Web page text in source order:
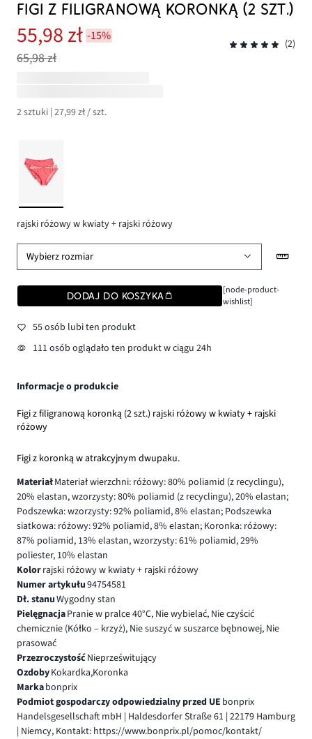
FIGI Z FILIGRANOWĄ KORONKĄ (2 SZT.)
55,98 zł -15%
65,98 zł
(2)
2 sztuki | 27,99 zł / szt.
rajski różowy w kwiaty + rajski różowy
Wybierz rozmiar
DODAJ DO KOSZYKA
[node-product-
wishlist]
55 osób lubi ten produkt
111 osób oglądało ten produkt w ciągu 24h
Informacje o produkcie
Figi z filigranową koronką (2 szt.) rajski różowy w kwiaty + rajski
różowy
Figi z koronką w atrakcyjnym dwupaku.
MateriałMateriał wierzchni: różowy: 80% poliamid (z recyclingu),
20% elastan, wzorzysty: 80% poliamid (z recyclingu), 20% elastan;
Podszewka: wzorzysty: 92% poliamid, 8% elastan; Podszewka
siatkowa: różowy: 92% poliamid, 8% elastan; Koronka: różowy:
87% poliamid, 13% elastan, wzorzysty: 61% poliamid, 29%
poliester, 10% elastan
Kolorrajski różowy w kwiaty + rajski różowy
Numer artykułu94754581
Dł. stanuWygodny stan
PielęgnacjaPranie w pralce 40°C, Nie wybielać, Nie czyścić
chemicznie (Kółko – krzyż), Nie suszyć w suszarce bębnowej, Nie
prasować
PrzezroczystośćNieprześwitujący
OzdobyKokardka,Koronka
Markabonprix
Podmiot gospodarczy odpowiedzialny przed UE bonprix
Handelsgesellschaft mbH | Haldesdorfer Straße 61 | 22179 Hamburg
| Niemcy, Kontakt: https://www.bonprix.pl/pomoc/kontakt/